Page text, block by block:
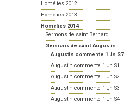
Homélies 2012
Homélies 2013
Homélies 2014
Sermons de saint Bernard
Sermons de saint Augustin
Augustin commente 1 Jn S7
Augustin commente 1 Jn S1
Augustin commente 1 Jn S2
Augustin commente 1 Jn S3
Augustin commente 1 Jn S4